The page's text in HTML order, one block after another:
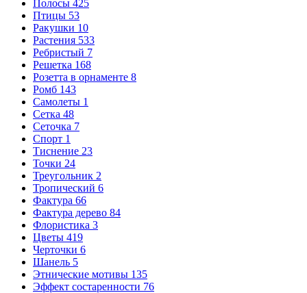
Полосы 425
Птицы 53
Ракушки 10
Растения 533
Ребристый 7
Решетка 168
Розетта в орнаменте 8
Ромб 143
Самолеты 1
Сетка 48
Сеточка 7
Спорт 1
Тиснение 23
Точки 24
Треугольник 2
Тропический 6
Фактура 66
Фактура дерево 84
Флористика 3
Цветы 419
Черточки 6
Шанель 5
Этнические мотивы 135
Эффект состаренности 76